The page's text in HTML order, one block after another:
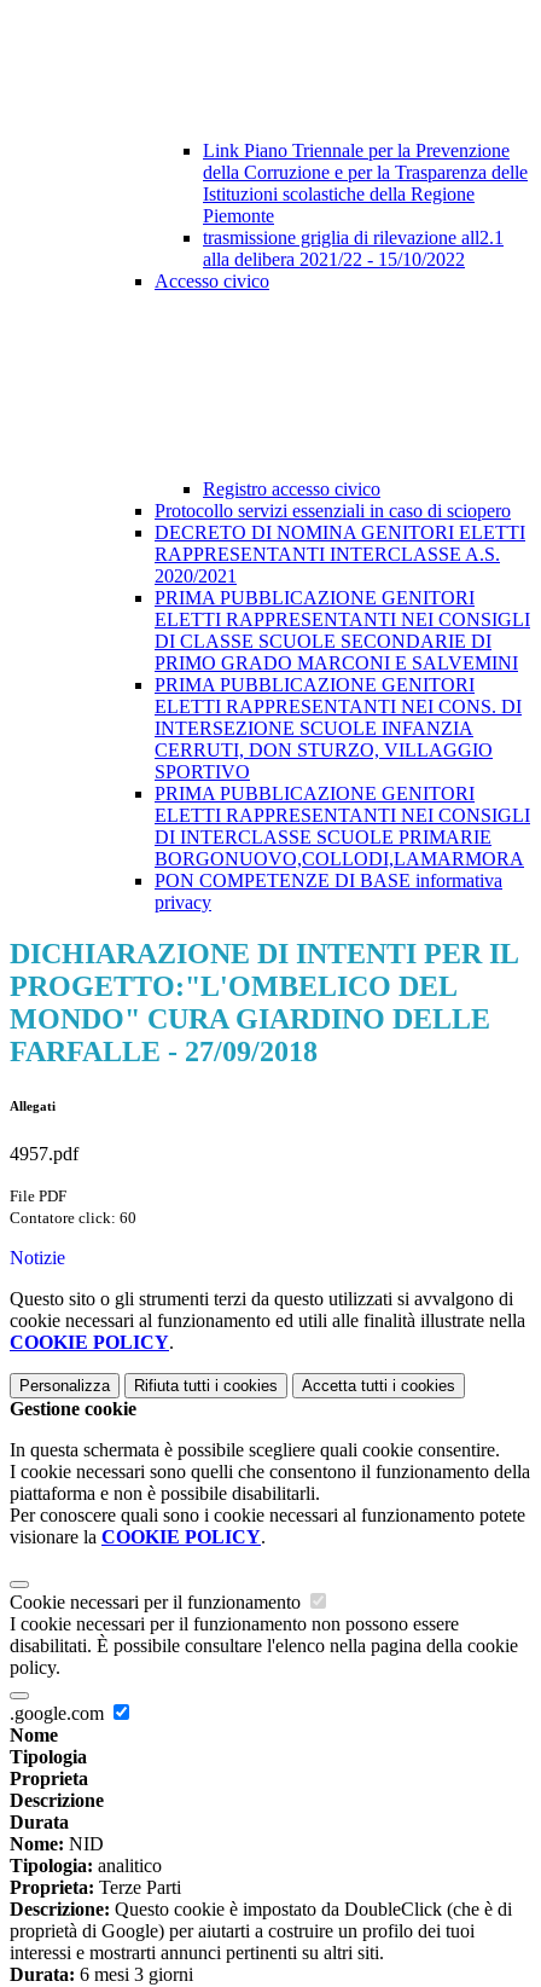
Link Piano Triennale per la Prevenzione
della Corruzione e per la Trasparenza delle
Istituzioni scolastiche della Regione
Piemonte
trasmissione griglia di rilevazione all2.1
alla delibera 2021/22 - 15/10/2022
Accesso civico
Registro accesso civico
Protocollo servizi essenziali in caso di sciopero
DECRETO DI NOMINA GENITORI ELETTI
RAPPRESENTANTI INTERCLASSE A.S.
2020/2021
PRIMA PUBBLICAZIONE GENITORI
ELETTI RAPPRESENTANTI NEI CONSIGLI
DI CLASSE SCUOLE SECONDARIE DI
PRIMO GRADO MARCONI E SALVEMINI
PRIMA PUBBLICAZIONE GENITORI
ELETTI RAPPRESENTANTI NEI CONS. DI
INTERSEZIONE SCUOLE INFANZIA
CERRUTI, DON STURZO, VILLAGGIO
SPORTIVO
PRIMA PUBBLICAZIONE GENITORI
ELETTI RAPPRESENTANTI NEI CONSIGLI
DI INTERCLASSE SCUOLE PRIMARIE
BORGONUOVO,COLLODI,LAMARMORA
PON COMPETENZE DI BASE informativa
privacy
DICHIARAZIONE DI INTENTI PER IL
PROGETTO:"L'OMBELICO DEL
MONDO" CURA GIARDINO DELLE
FARFALLE - 27/09/2018
Allegati
4957.pdf
File PDF
Contatore click: 60
Notizie
Questo sito o gli strumenti terzi da questo utilizzati si avvalgono di
cookie necessari al funzionamento ed utili alle finalità illustrate nella
COOKIE POLICY.
Personalizza Rifiuta tutti i cookies Accetta tutti i cookies
Gestione cookie
In questa schermata è possibile scegliere quali cookie consentire.
I cookie necessari sono quelli che consentono il funzionamento della
piattaforma e non è possibile disabilitarli.
Per conoscere quali sono i cookie necessari al funzionamento potete
visionare la COOKIE POLICY.
Cookie necessari per il funzionamento
I cookie necessari per il funzionamento non possono essere
disabilitati. È possibile consultare l'elenco nella pagina della cookie
policy.
.google.com
Nome
Tipologia
Proprieta
Descrizione
Durata
Nome: NID
Tipologia: analitico
Proprieta: Terze Parti
Descrizione: Questo cookie è impostato da DoubleClick (che è di
proprietà di Google) per aiutarti a costruire un profilo dei tuoi
interessi e mostrarti annunci pertinenti su altri siti.
Durata: 6 mesi 3 giorni